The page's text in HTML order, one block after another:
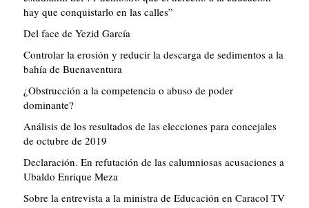
hay que conquistarlo en las calles”
Del face de Yezid García
Controlar la erosión y reducir la descarga de sedimentos a la
bahía de Buenaventura
¿Obstrucción a la competencia o abuso de poder
dominante?
Análisis de los resultados de las elecciones para concejales
de octubre de 2019
Declaración. En refutación de las calumniosas acusaciones a
Ubaldo Enrique Meza
Sobre la entrevista a la ministra de Educación en Caracol TV